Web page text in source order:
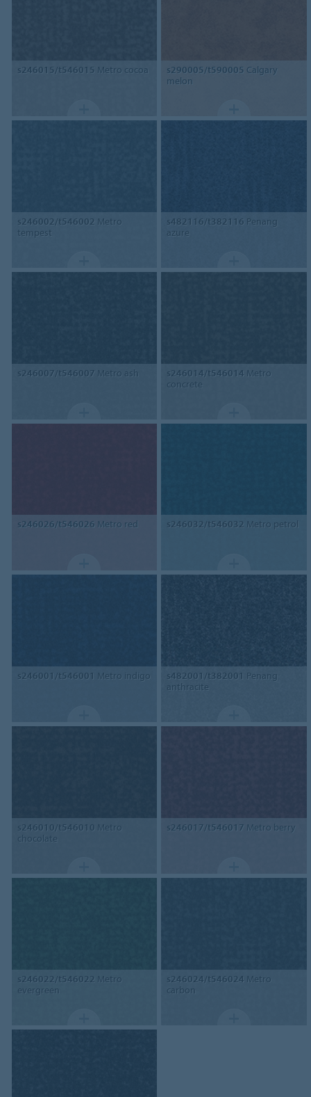
s246015/t546015 Metro cocoa s290005/t590005 Calgary
melon
s246002/t546002 Metro
tempest
s482116/t382116 Penang
azure
s246007/t546007 Metro ash s246014/t546014 Metro
concrete
s246026/t546026 Metro red s246032/t546032 Metro petrol
s246001/t546001 Metro indigo s482001/t382001 Penang
anthracite
s246010/t546010 Metro
chocolate
s246017/t546017 Metro berry
s246022/t546022 Metro
evergreen
s246024/t546024 Metro
carbon